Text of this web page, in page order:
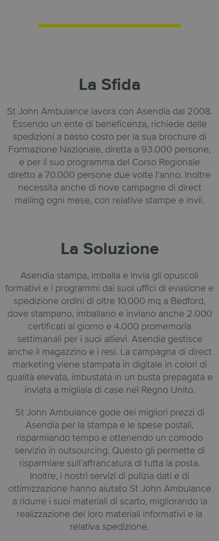
La Sfida
St John Ambulance lavora con Asendia dal 2008.
Essendo un ente di beneficenza, richiede delle
spedizioni a basso costo per la sua brochure di
Formazione Nazionale, diretta a 93.000 persone,
e per il suo programma del Corso Regionale
diretto a 70.000 persone due volte l'anno. Inoltre
necessita anche di nove campagne di direct
mailing ogni mese, con relative stampe e invii.
La Soluzione
Asendia stampa, imballa e invia gli opuscoli
formativi e i programmi dai suoi uffici di evasione e
spedizione ordini di oltre 10.000 mq a Bedford,
dove stampano, imballano e inviano anche 2.000
certificati al giorno e 4.000 promemoria
settimanali per i suoi allievi. Asendia gestisce
anche il magazzino e i resi. La campagna di direct
marketing viene stampata in digitale in colori di
qualità elevata, imbustata in un busta prepagata e
inviata a migliaia di case nel Regno Unito.
St John Ambulance gode dei migliori prezzi di
Asendia per la stampa e le spese postali,
risparmiando tempo e ottenendo un comodo
servizio in outsourcing. Questo gli permette di
risparmiare sull’affrancatura di tutta la posta.
Inoltre, i nostri servizi di pulizia dati e di
ottimizzazione hanno aiutato St John Ambulance
a ridurre i suoi materiali di scarto, migliorando la
realizzazione dei loro materiali informativi e la
relativa spedizione.